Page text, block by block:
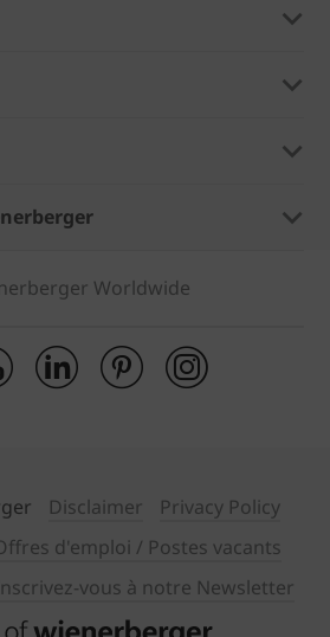
Worldwide
Disclaimer
Privacy Policy
d'emploi / Postes vacants
vous à notre Newsletter